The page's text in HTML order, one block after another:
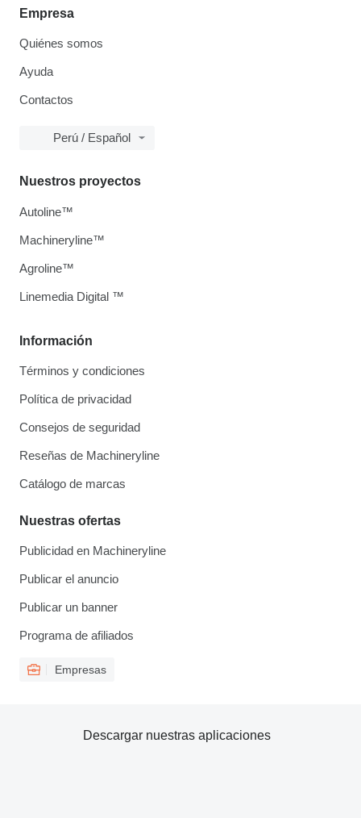
Empresa
Quiénes somos
Ayuda
Contactos
Perú / Español
Información
Términos y condiciones
Política de privacidad
Consejos de seguridad
Reseñas de Machineryline
Catálogo de marcas
Nuestras ofertas
Publicidad en Machineryline
Publicar el anuncio
Publicar un banner
Programa de afiliados
Empresas
Nuestros proyectos
Autoline™
Machineryline™
Agroline™
Linemedia Digital ™
Descargar nuestras aplicaciones